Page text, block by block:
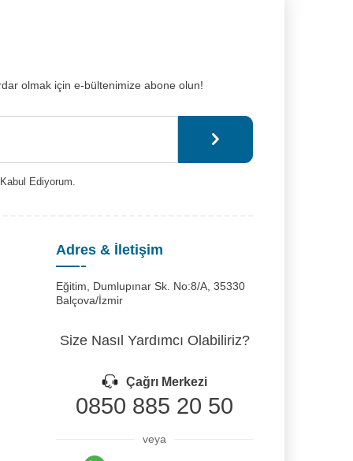
olmak için e-bültenimize abone olun!
Ediyorum.
Adres & İletişim
Eğitim, Dumlupınar Sk. No:8/A, 35330
Balçova/İzmir
Size Nasıl Yardımcı Olabiliriz?
Çağrı Merkezi
0850 885 20 50
veya